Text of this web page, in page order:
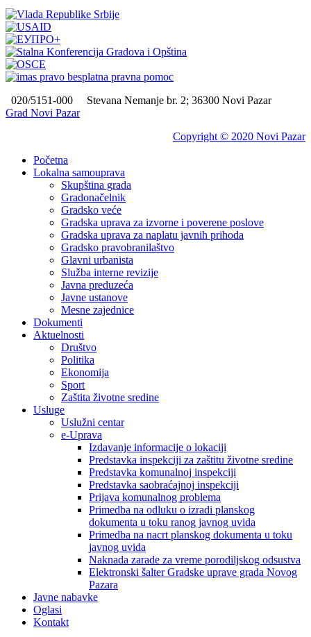
020/5151-000
Stevana Nemanje br. 2; 36300 Novi Pazar
Grad Novi Pazar
Copyright © 2020 Novi Pazar
Početna
Lokalna samouprava
Skupština grada
Gradonačelnik
Gradsko veće
Gradska uprava za izvorne i poverene poslove
Gradska uprava za naplatu javnih prihoda
Gradsko pravobranilaštvo
Glavni urbanista
Služba interne revizije
Javna preduzeća
Javne ustanove
Mesne zajednice
Dokumenti
Aktuelnosti
Društvo
Politika
Ekonomija
Sport
Zaštita životne sredine
Usluge
Uslužni centar
e-Uprava
Izdavanje informacije o lokaciji
Predstavka inspekciji za zaštitu životne sredine
Predstavka komunalnoj inspekciji
Predstavka saobraćajnoj inspekciji
Prijava komunalnog problema
Primedba na odluku o izradi planskog
dokumenta u toku ranog javnog uvida
Primedba na nacrt planskog dokumenta u toku
javnog uvida
Naknada zarade za vreme porodiljskog odsustva
Elektronski šalter Gradske uprave grada Novog
Pazara
Javne nabavke
Oglasi
Kontakt